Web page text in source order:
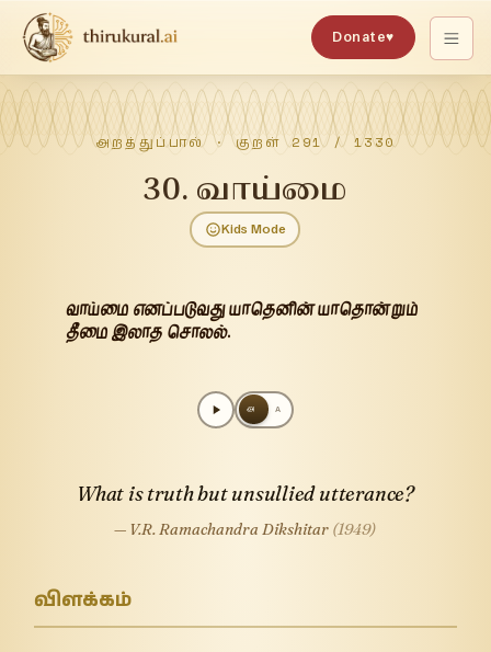
Donate♥
அறத்துப்பால்· குறள்291/ 1330
30.வாய்மை
Kids Mode
வாய்மை எனப்படுவது யாதெனின் யாதொன்றும்
தீமை இலாத சொலல்.
அ A
What is truth but unsullied utterance?
— V.R. Ramachandra Dikshitar (1949)
விளக்கம்